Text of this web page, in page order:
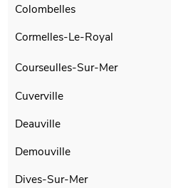
Colombelles
Cormelles-Le-Royal
Courseulles-Sur-Mer
Cuverville
Deauville
Demouville
Dives-Sur-Mer